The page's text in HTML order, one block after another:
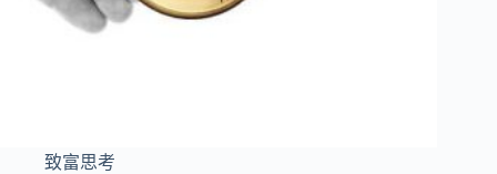
致富思考